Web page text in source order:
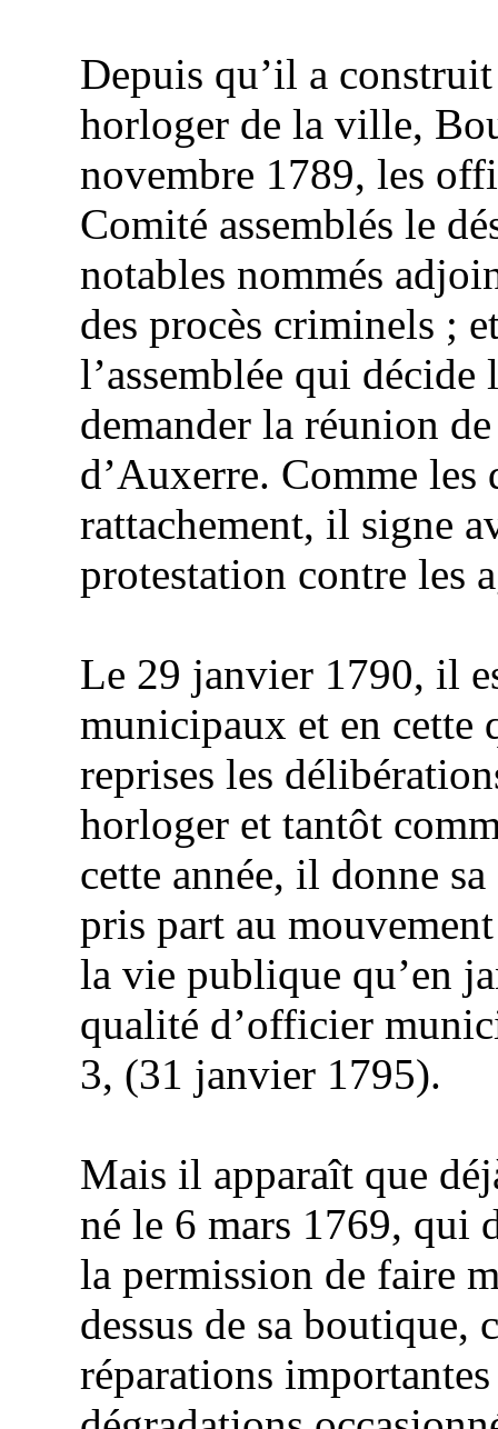
Depuis qu’il a
horloger de la ville,
novembre 1789, les
Comité assemblés le
notables nommés
des procès criminels ;
l’assemblée qui
demander la réunion
d’Auxerre. Comme les
rattachement, il signe
protestation contre les
Le 29 janvier 1790, il
municipaux et en cette
reprises les
horloger et tantôt
cette année, il donne
pris part au
la vie publique qu’en
qualité d’officier
3, (31 janvier 1795).
Mais il apparaît que
né le 6 mars 1769, qui
la permission de faire
dessus de sa boutique,
réparations